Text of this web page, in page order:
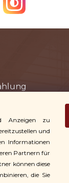
Anzeigen zu
und
Informationen
Partnern für
können diese
die Sie